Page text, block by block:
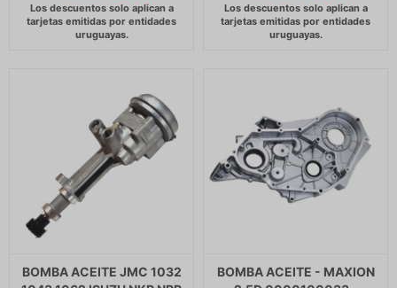
BOMBA ACEITE JMC 1032
BOMBA ACEITE - MAXION